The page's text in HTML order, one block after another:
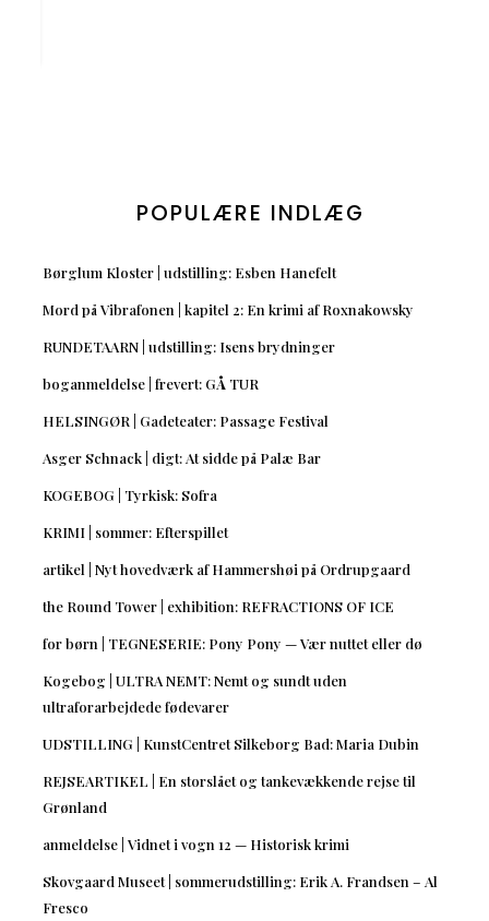
POPULÆRE INDLÆG
Børglum Kloster | udstilling: Esben Hanefelt
Mord på Vibrafonen | kapitel 2: En krimi af Roxnakowsky
RUNDETAARN | udstilling: Isens brydninger
boganmeldelse | frevert: GÅ TUR
HELSINGØR | Gadeteater: Passage Festival
Asger Schnack | digt: At sidde på Palæ Bar
KOGEBOG | Tyrkisk: Sofra
KRIMI | sommer: Efterspillet
artikel | Nyt hovedværk af Hammershøi på Ordrupgaard
the Round Tower | exhibition: REFRACTIONS OF ICE
for børn | TEGNESERIE: Pony Pony — Vær nuttet eller dø
Kogebog | ULTRA NEMT: Nemt og sundt uden
ultraforarbejdede fødevarer
UDSTILLING | KunstCentret Silkeborg Bad: Maria Dubin
REJSEARTIKEL | En storslået og tankevækkende rejse til
Grønland
anmeldelse | Vidnet i vogn 12 — Historisk krimi
Skovgaard Museet | sommerudstilling: Erik A. Frandsen – Al
Fresco